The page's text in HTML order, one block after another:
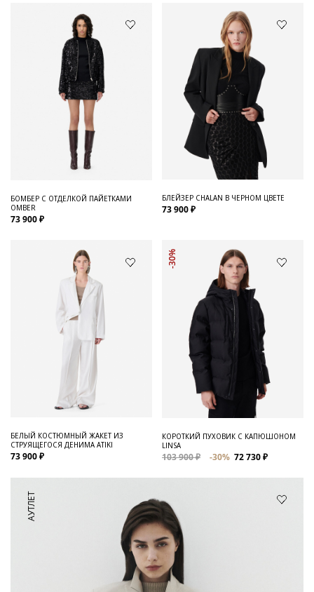
БОМБЕР С ОТДЕЛКОЙ ПАЙЕТКАМИ
OMBER
73 900 ₽
БЛЕЙЗЕР CHALAN В ЧЕРНОМ ЦВЕТЕ
73 900 ₽
БЕЛЫЙ КОСТЮМНЫЙ ЖАКЕТ ИЗ
СТРУЯЩЕГОСЯ ДЕНИМА ATIKI
73 900 ₽
-30%
КОРОТКИЙ ПУХОВИК С КАПЮШОНОМ
LINSA
103 900 ₽ -30% 72 730 ₽
АУТЛЕТ